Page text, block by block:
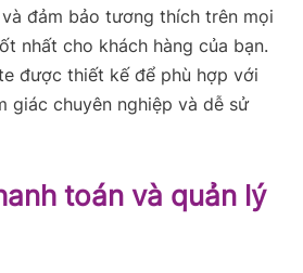
đảm bảo tương thích trên mọi
nhất cho khách hàng của bạn.
được thiết kế để phù hợp với
giác chuyên nghiệp và dễ sử
toán và quản lý